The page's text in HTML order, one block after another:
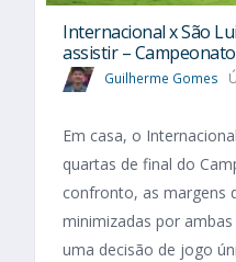
Internacional x São
assistir –
Guilherme Gomes
Em casa, o
quartas de final do
confronto, as margens
minimizadas por
uma decisão de jogo